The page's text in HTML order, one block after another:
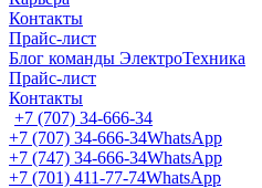
Контакты
Прайс-лист
Блог команды ЭлектроТехника
Прайс-лист
Контакты
+7 (707) 34-666-34
+7 (707) 34-666-34WhatsApp
+7 (747) 34-666-34WhatsApp
+7 (701) 411-77-74WhatsApp